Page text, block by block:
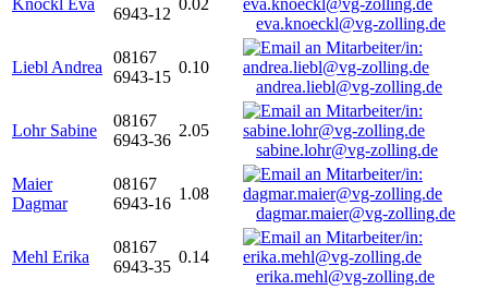
Knöckl Eva
6943-12
0.02
eva.knoeckl@vg-zolling.de
Liebl Andrea
08167
6943-15
0.10
andrea.liebl@vg-zolling.de
Lohr Sabine
08167
6943-36
2.05
sabine.lohr@vg-zolling.de
Maier
Dagmar
08167
6943-16
1.08
dagmar.maier@vg-zolling.de
Mehl Erika
08167
6943-35
0.14
erika.mehl@vg-zolling.de